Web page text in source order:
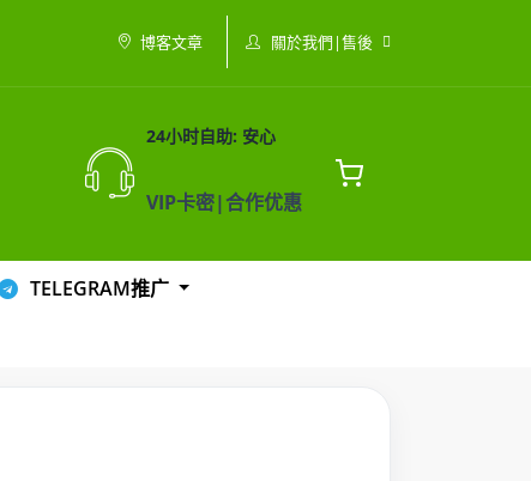
博客文章 關於我們|售後
24小时自助: 安心
VIP卡密|合作优惠
TELEGRAM推广